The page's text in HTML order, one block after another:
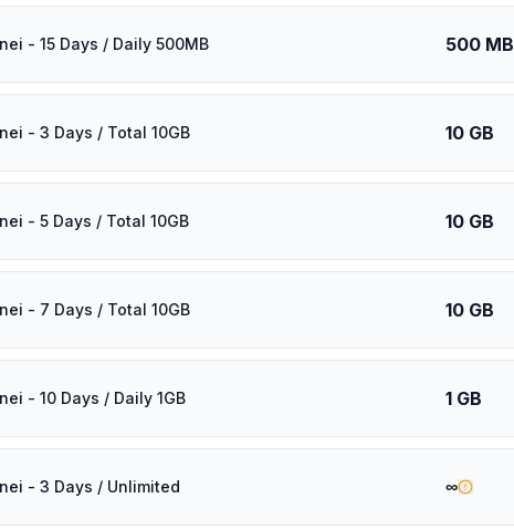
- 15 Days / Daily 500MB 500 MB
- 3 Days / Total 10GB 10 GB
- 5 Days / Total 10GB 10 GB
- 7 Days / Total 10GB 10 GB
- 10 Days / Daily 1GB 1 GB
- 3 Days / Unlimited ∞